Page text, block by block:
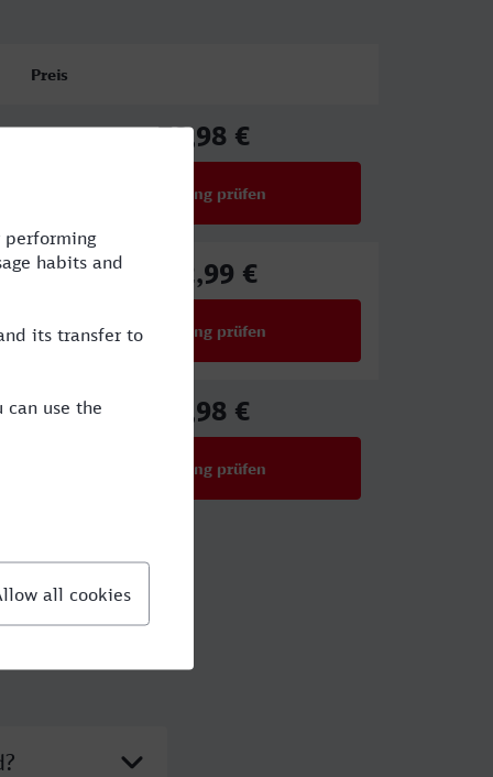
Preis
78,98 €
Verbindung prüfen
112,99 €
Verbindung prüfen
69,98 €
Verbindung prüfen